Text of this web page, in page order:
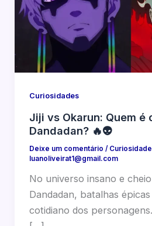
Curiosidades
Jiji vs Okarun: Quem é
Dandadan? 🔥👽
Deixe um comentário /
luanoliveirat1@gmail.com
No universo insano e
Dandadan, batalhas
cotidiano dos